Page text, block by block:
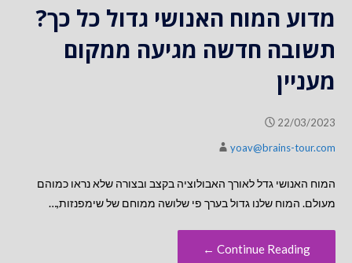
מדוע המוח האנושי גדול כל כך?
תשובה חדשה מגיעה ממקום
מעניין
22/03/2023
yoav@brains-tour.com
המוח האנושי גדל לאורך האבולוציה בקצב ובצורה שלא נראו כמוהם
מעולם. המוח שלנו גדול בערך פי שלושה ממוחם של שימפנזות,…
Continue Reading ←